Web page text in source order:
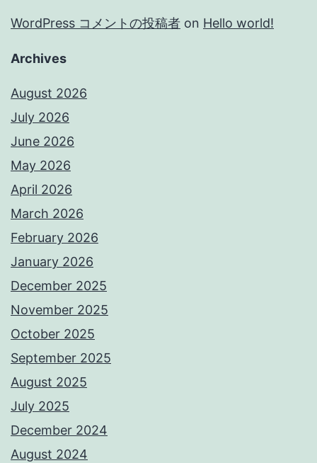
WordPress コメントの投稿者 on Hello world!
Archives
August 2026
July 2026
June 2026
May 2026
April 2026
March 2026
February 2026
January 2026
December 2025
November 2025
October 2025
September 2025
August 2025
July 2025
December 2024
August 2024